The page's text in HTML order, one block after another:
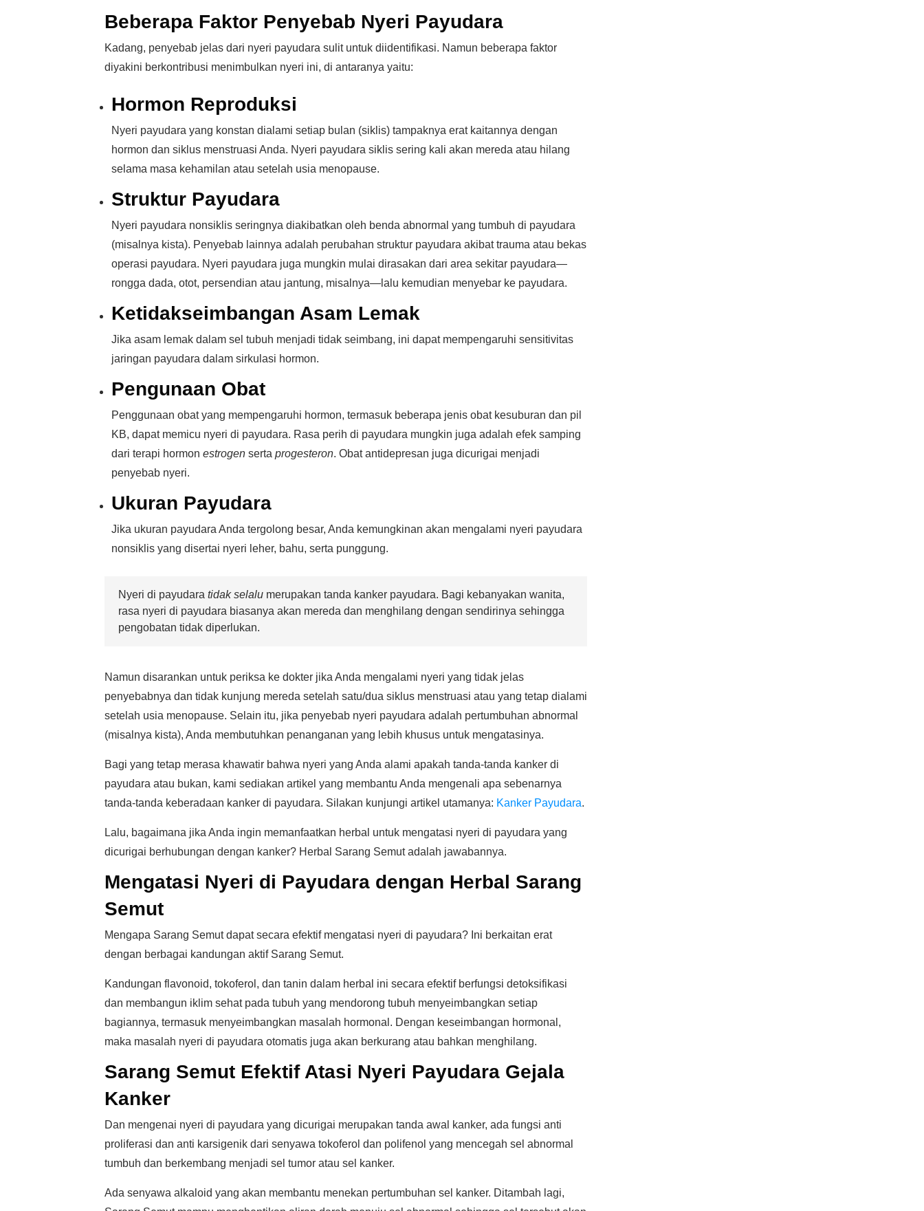
Beberapa Faktor Penyebab Nyeri Payudara
Kadang, penyebab jelas dari nyeri payudara sulit untuk diidentifikasi. Namun beberapa faktor
diyakini berkontribusi menimbulkan nyeri ini, di antaranya yaitu:
Hormon Reproduksi
Nyeri payudara yang konstan dialami setiap bulan (siklis) tampaknya erat kaitannya dengan
hormon dan siklus menstruasi Anda. Nyeri payudara siklis sering kali akan mereda atau hilang
selama masa kehamilan atau setelah usia menopause.
Struktur Payudara
Nyeri payudara nonsiklis seringnya diakibatkan oleh benda abnormal yang tumbuh di payudara
(misalnya kista). Penyebab lainnya adalah perubahan struktur payudara akibat trauma atau bekas
operasi payudara. Nyeri payudara juga mungkin mulai dirasakan dari area sekitar payudara—
rongga dada, otot, persendian atau jantung, misalnya—lalu kemudian menyebar ke payudara.
Ketidakseimbangan Asam Lemak
Jika asam lemak dalam sel tubuh menjadi tidak seimbang, ini dapat mempengaruhi sensitivitas
jaringan payudara dalam sirkulasi hormon.
Pengunaan Obat
Penggunaan obat yang mempengaruhi hormon, termasuk beberapa jenis obat kesuburan dan pil
KB, dapat memicu nyeri di payudara. Rasa perih di payudara mungkin juga adalah efek samping
dari terapi hormon estrogen serta progesteron. Obat antidepresan juga dicurigai menjadi
penyebab nyeri.
Ukuran Payudara
Jika ukuran payudara Anda tergolong besar, Anda kemungkinan akan mengalami nyeri payudara
nonsiklis yang disertai nyeri leher, bahu, serta punggung.
Nyeri di payudara tidak selalu merupakan tanda kanker payudara. Bagi kebanyakan wanita,
rasa nyeri di payudara biasanya akan mereda dan menghilang dengan sendirinya sehingga
pengobatan tidak diperlukan.
Namun disarankan untuk periksa ke dokter jika Anda mengalami nyeri yang tidak jelas
penyebabnya dan tidak kunjung mereda setelah satu/dua siklus menstruasi atau yang tetap dialami
setelah usia menopause. Selain itu, jika penyebab nyeri payudara adalah pertumbuhan abnormal
(misalnya kista), Anda membutuhkan penanganan yang lebih khusus untuk mengatasinya.
Bagi yang tetap merasa khawatir bahwa nyeri yang Anda alami apakah tanda-tanda kanker di
payudara atau bukan, kami sediakan artikel yang membantu Anda mengenali apa sebenarnya
tanda-tanda keberadaan kanker di payudara. Silakan kunjungi artikel utamanya: Kanker Payudara.
Lalu, bagaimana jika Anda ingin memanfaatkan herbal untuk mengatasi nyeri di payudara yang
dicurigai berhubungan dengan kanker? Herbal Sarang Semut adalah jawabannya.
Mengatasi Nyeri di Payudara dengan Herbal Sarang
Semut
Mengapa Sarang Semut dapat secara efektif mengatasi nyeri di payudara? Ini berkaitan erat
dengan berbagai kandungan aktif Sarang Semut.
Kandungan flavonoid, tokoferol, dan tanin dalam herbal ini secara efektif berfungsi detoksifikasi
dan membangun iklim sehat pada tubuh yang mendorong tubuh menyeimbangkan setiap
bagiannya, termasuk menyeimbangkan masalah hormonal. Dengan keseimbangan hormonal,
maka masalah nyeri di payudara otomatis juga akan berkurang atau bahkan menghilang.
Sarang Semut Efektif Atasi Nyeri Payudara Gejala
Kanker
Dan mengenai nyeri di payudara yang dicurigai merupakan tanda awal kanker, ada fungsi anti
proliferasi dan anti karsigenik dari senyawa tokoferol dan polifenol yang mencegah sel abnormal
tumbuh dan berkembang menjadi sel tumor atau sel kanker.
Ada senyawa alkaloid yang akan membantu menekan pertumbuhan sel kanker. Ditambah lagi,